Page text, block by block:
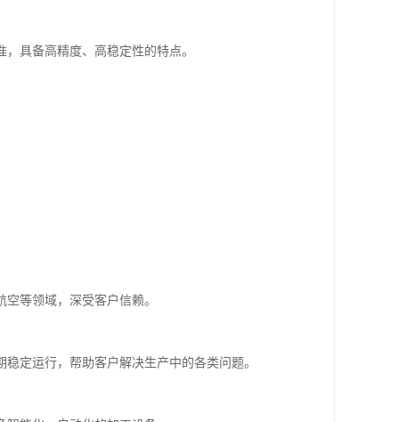
具备高精度、高稳定性的特点。
等领域，深受客户信赖。
定运行，帮助客户解决生产中的各类问题。